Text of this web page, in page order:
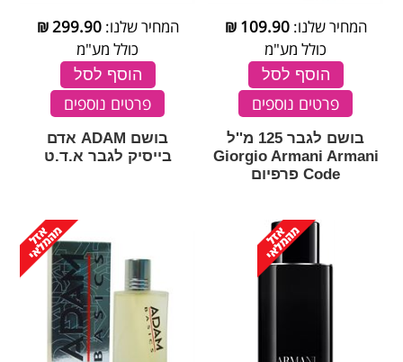
המחיר שלנו:109.90
₪
כולל מע"מ
הוסף לסל
פרטים נוספים
המחיר שלנו:299.90
₪
כולל מע"מ
הוסף לסל
פרטים נוספים
בושם לגבר 125 מ''ל
Giorgio Armani Armani
Code פרפיום
בושם ADAM אדם
בייסיק לגבר א.ד.ט